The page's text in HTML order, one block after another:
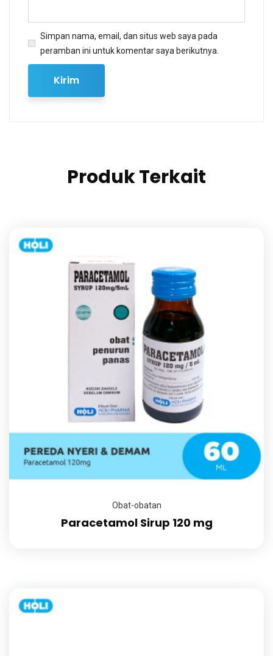
Simpan nama, email, dan situs web saya pada
peramban ini untuk komentar saya berikutnya.
Produk Terkait
Obat-obatan
Paracetamol Sirup 120 mg